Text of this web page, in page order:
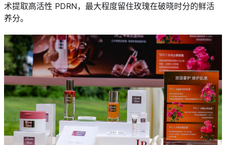
术提取高活性 PDRN，最大程度留住玫瑰在破晓时分的鲜活
养分。